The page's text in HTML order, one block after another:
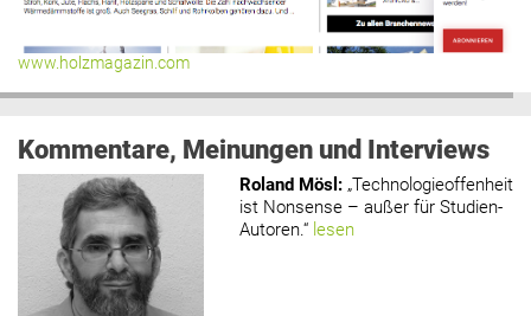
www.holzmagazin.com
Kommentare, Meinungen und Interviews
Roland Mösl : „Technologieoffenheit
ist Nonsense – außer für Studien-
Autoren.“ lesen